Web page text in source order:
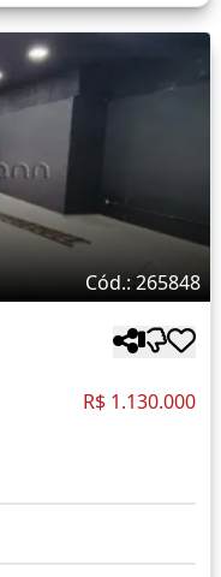
Cód.: 265848
R$ 1.130.000